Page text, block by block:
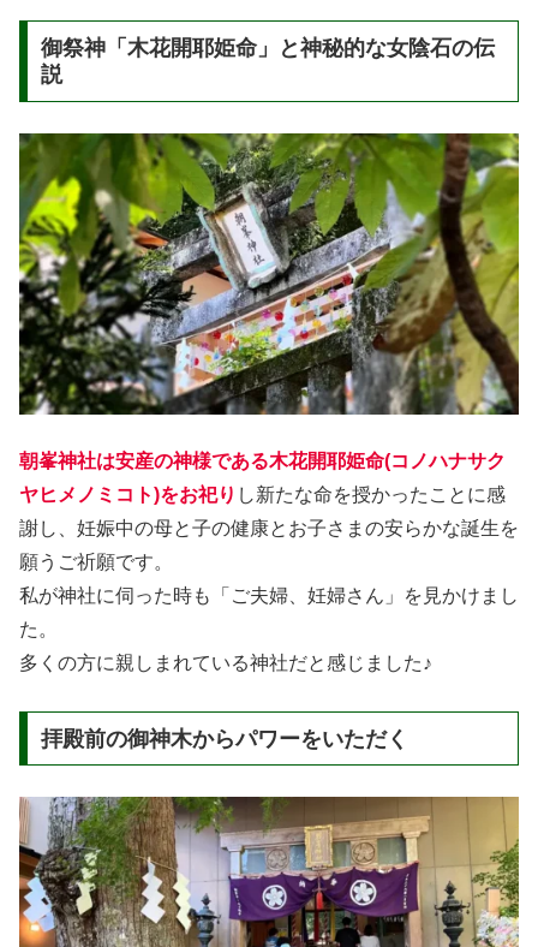
御祭神「木花開耶姫命」と神秘的な女陰石の伝
説
朝峯神社は安産の神様である木花開耶姫命(コノハナサク
ヤヒメノミコト)をお祀り し新たな命を授かったことに感
謝し、妊娠中の母と子の健康とお子さまの安らかな誕生を
願うご祈願です。
私が神社に伺った時も「ご夫婦、妊婦さん」を見かけまし
た。
多くの方に親しまれている神社だと感じました♪
拝殿前の御神木からパワーをいただく